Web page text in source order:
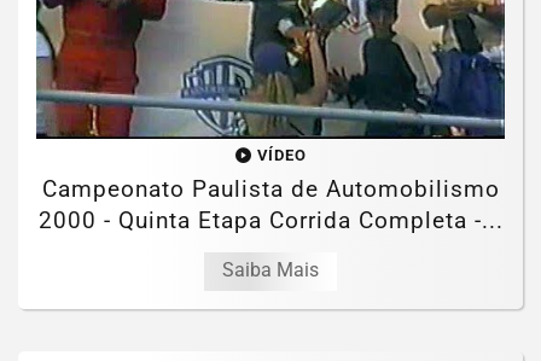
VÍDEO
Campeonato Paulista de Automobilismo
2000 - Quinta Etapa Corrida Completa -...
Saiba Mais